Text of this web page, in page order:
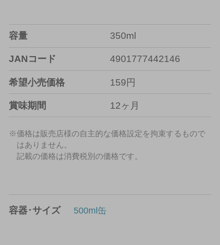
容量 350ml
JANコード 4901777442146
希望小売価格 159円
賞味期間 12ヶ月
※価格は販売店様の自主的な価格設定を拘束するもので
はありません。
記載の価格は消費税別の価格です。
容器･サイズ 500ml缶